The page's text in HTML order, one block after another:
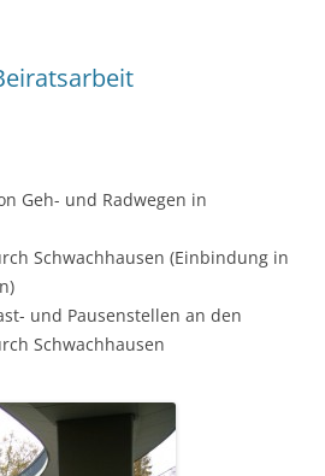
Geh- und Radwegen in
Schwachhausen (Einbindung in
und Pausenstellen an den
Schwachhausen